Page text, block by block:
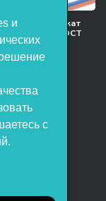
сертификат
качества ГОСТ
и
с